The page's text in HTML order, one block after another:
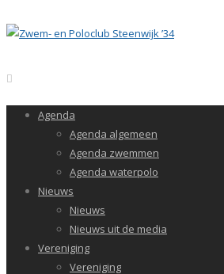
Agenda
Agenda algemeen
Agenda zwemmen
Agenda waterpolo
Nieuws
Nieuws
Nieuws uit de media
Vereniging
Vereniging